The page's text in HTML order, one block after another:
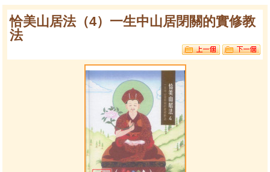
恰美山居法（4）一生中山居閉關的實修教
法